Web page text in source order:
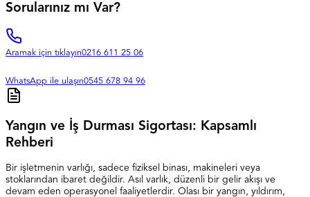
Sorularınız mı Var?
Aramak için tıklayın0216 611 25 06
WhatsApp ile ulaşın0545 678 94 96
Yangın ve İş Durması Sigortası: Kapsamlı
Rehberi
Bir işletmenin varlığı, sadece fiziksel binası, makineleri veya
stoklarından ibaret değildir. Asıl varlık, düzenli bir gelir akışı ve
devam eden operasyonel faaliyetlerdir. Olası bir yangın, yıldırım,